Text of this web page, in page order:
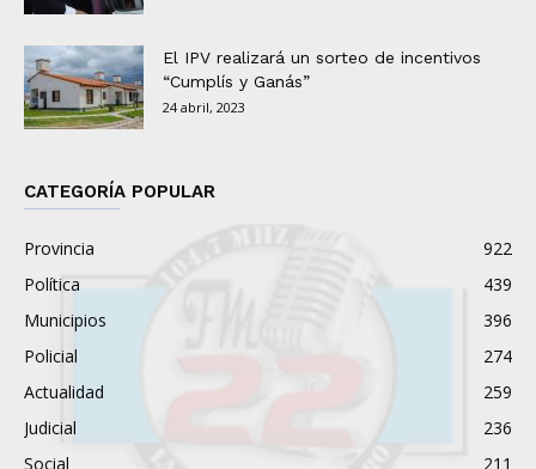
El IPV realizará un sorteo de incentivos
“Cumplís y Ganás”
24 abril, 2023
CATEGORÍA POPULAR
Provincia
922
Política
439
Municipios
396
Policial
274
Actualidad
259
Judicial
236
Social
211